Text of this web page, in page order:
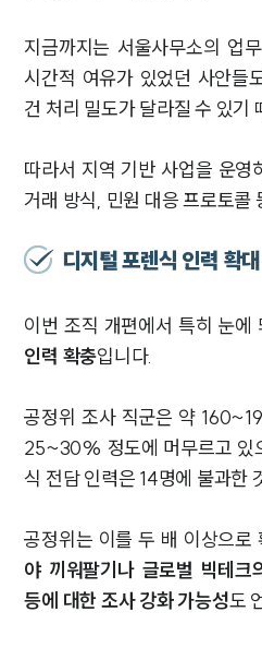
지금까지는 서울사무소의 업
시간적 여유가 있었던 사안들
건 처리 밀도가 달라질 수 있기
따라서 지역 기반 사업을 운영
거래 방식, 민원 대응 프로토콜
디지털 포렌식 인력 확
이번 조직 개편에서 특히 눈에
인력 확충입니다.
공정위 조사 직군은 약
25~30% 정도에 머무르고 있
식 전담 인력은 14명에 불과한
공정위는 이를 두 배 이상으
야 끼워팔기나 글로벌 빅테크
등에 대한 조사 강화 가능성도